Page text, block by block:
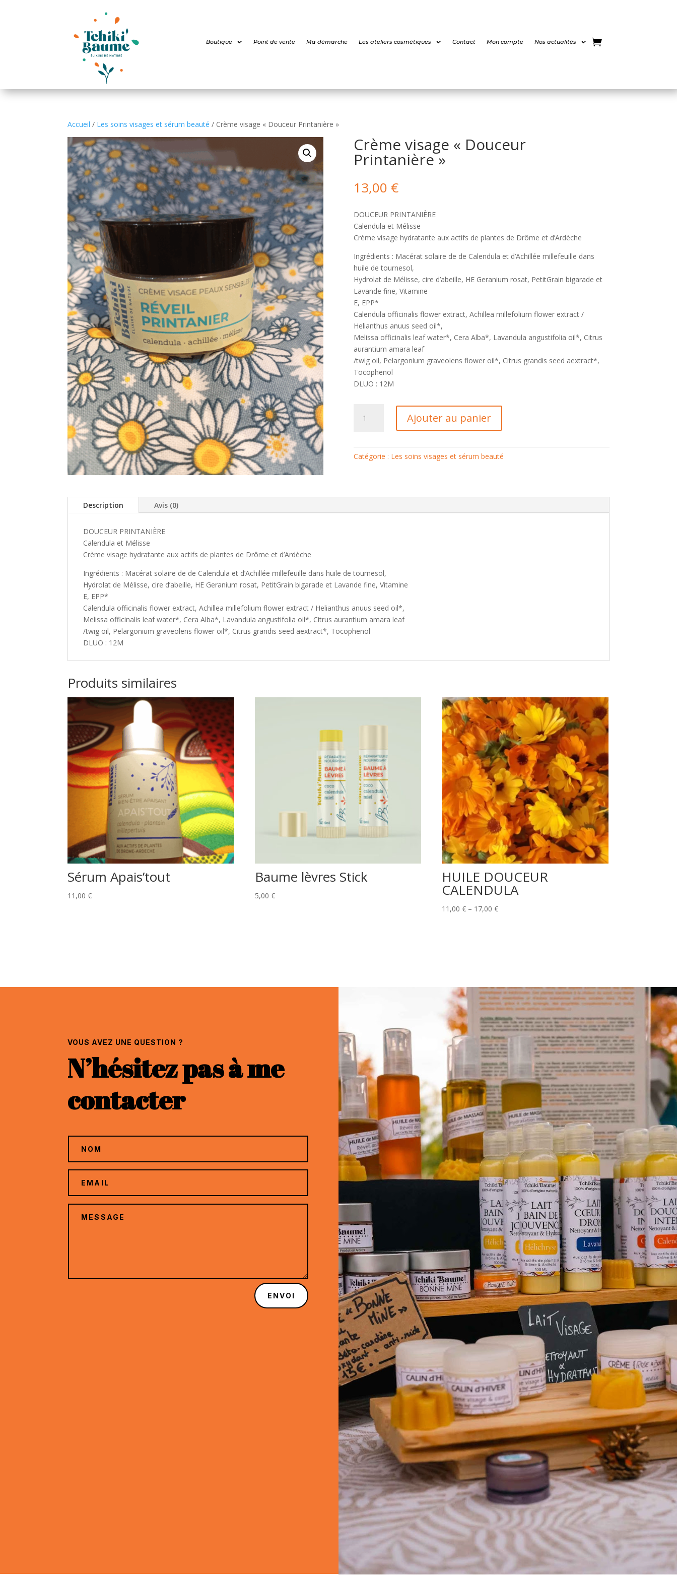
Boutique Point de vente Ma démarche Les ateliers cosmétiques Contact Mon compte Nos actualités
Accueil / Les soins visages et sérum beauté / Crème visage « Douceur Printanière »
Crème visage « Douceur
Printanière »
13,00 €
DOUCEUR PRINTANIÈRE
Calendula et Mélisse
Crème visage hydratante aux actifs de plantes de Drôme et d’Ardèche
Ingrédients : Macérat solaire de de Calendula et d’Achillée millefeuille dans
huile de tournesol,
Hydrolat de Mélisse, cire d’abeille, HE Geranium rosat, PetitGrain bigarade et
Lavande fine, Vitamine
E, EPP*
Calendula officinalis flower extract, Achillea millefolium flower extract /
Helianthus anuus seed oil*,
Melissa officinalis leaf water*, Cera Alba*, Lavandula angustifolia oil*, Citrus
aurantium amara leaf
/twig oil, Pelargonium graveolens flower oil*, Citrus grandis seed aextract*,
Tocophenol
DLUO : 12M
« Douceur
Ajouter au panier
Catégorie : Les soins visages et sérum beauté
Description Avis (0)
DOUCEUR PRINTANIÈRE
Calendula et Mélisse
Crème visage hydratante aux actifs de plantes de Drôme et d’Ardèche
Ingrédients : Macérat solaire de de Calendula et d’Achillée millefeuille dans huile de tournesol,
Hydrolat de Mélisse, cire d’abeille, HE Geranium rosat, PetitGrain bigarade et Lavande fine, Vitamine
E, EPP*
Calendula officinalis flower extract, Achillea millefolium flower extract / Helianthus anuus seed oil*,
Melissa officinalis leaf water*, Cera Alba*, Lavandula angustifolia oil*, Citrus aurantium amara leaf
/twig oil, Pelargonium graveolens flower oil*, Citrus grandis seed aextract*, Tocophenol
DLUO : 12M
Produits similaires
Sérum Apais’tout
11,00€
Baume lèvres Stick
5,00 €
HUILE DOUCEUR
CALENDULA
11,00€ – 17,00€
VOUS AVEZ UNE QUESTION ?
N’hésitez pas à me
contacter
ENVOI